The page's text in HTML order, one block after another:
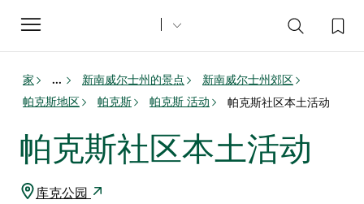
Toggle
navigation
家 ... 新南威尔士州的景点
新南威尔士州郊区
帕克斯地区
帕克斯 帕克斯 活动 帕克斯社区本土活动
帕克斯社区本土活动
库克公园